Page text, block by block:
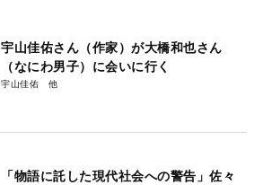
宇山佳佑さん（作家）が大橋和也さん
（なにわ男子）に会いに行く
宇山佳佑
「物語に託した現代社会への警告」佐々